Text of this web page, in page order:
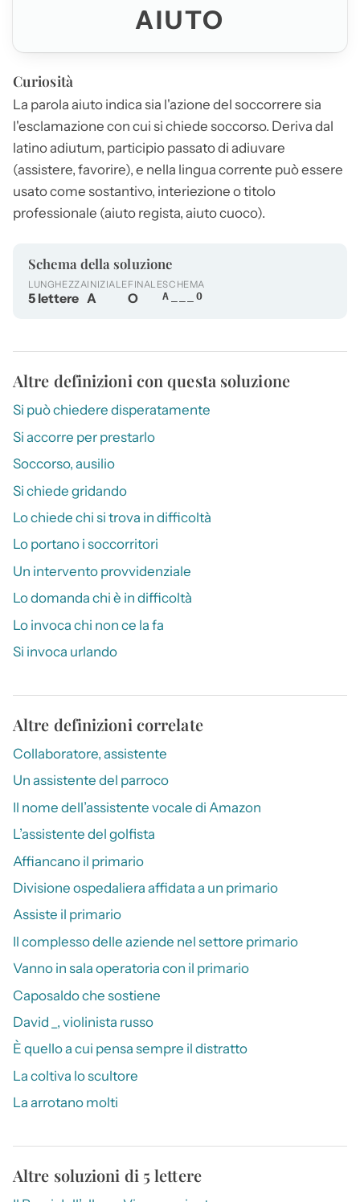
AIUTO
Curiosità
La parola aiuto indica sia l'azione del soccorrere sia
l'esclamazione con cui si chiede soccorso. Deriva dal
latino adiutum, participio passato di adiuvare
(assistere, favorire), e nella lingua corrente può essere
usato come sostantivo, interiezione o titolo
professionale (aiuto regista, aiutocuoco).
Schema della soluzione
LUNGHEZZA
5 lettere
INIZIALE
A
FINALE
O
SCHEMA
A___O
Altre definizioni con questa soluzione
Si può chiedere disperatamente
Si accorre per prestarlo
Soccorso, ausilio
Si chiede gridando
Lo chiede chi si trova in difficoltà
Lo portano i soccorritori
Un intervento provvidenziale
Lo domanda chi è in difficoltà
Lo invoca chi non ce la fa
Si invoca urlando
Altre definizioni correlate
Collaboratore, assistente
Un assistente del parroco
Il nome dell’assistente vocale di Amazon
L’assistente del golfista
Affiancano il primario
Divisione ospedaliera affidata a un primario
Assiste il primario
Il complesso delle aziende nel settore primario
Vanno in sala operatoria con il primario
Caposaldo che sostiene
David _, violinista russo
È quello a cui pensa sempre il distratto
La coltiva lo scultore
La arrotano molti
Altre soluzioni di 5 lettere